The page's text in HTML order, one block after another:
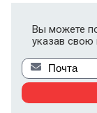
Вы можете
указав свою